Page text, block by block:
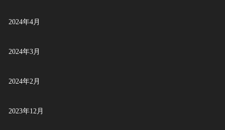
2024年4月
2024年3月
2024年2月
2023年12月